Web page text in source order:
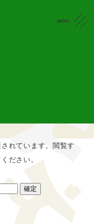
MENU
れています。閲覧す
ださい。